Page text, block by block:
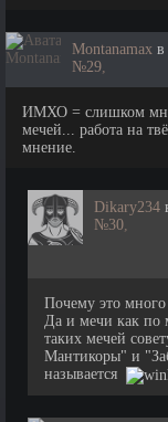
Montanamax в
№29,
ИМХО = слишком
мечей... работа на
мнение.
Dikary234
№30,
Почему это много
Да и мечи как по
таких мечей
Мантикоры" и
называется